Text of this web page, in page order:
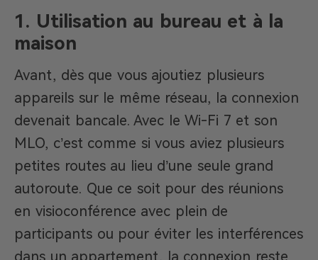
1. Utilisation au bureau et à la
maison
Avant, dès que vous ajoutiez plusieurs
appareils sur le même réseau, la connexion
devenait bancale. Avec le Wi-Fi 7 et son
MLO, c’est comme si vous aviez plusieurs
petites routes au lieu d’une seule grand
autoroute. Que ce soit pour des réunions
en visioconférence avec plein de
participants ou pour éviter les interférences
dans un appartement, la connexion reste